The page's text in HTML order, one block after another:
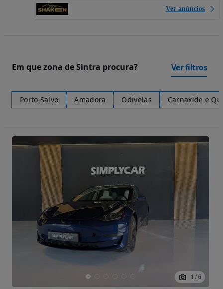
Ver anúncios
Em que zona de Sintra procura? Ver filtros
Porto Salvo Amadora Odivelas Carnaxide e
1 / 6